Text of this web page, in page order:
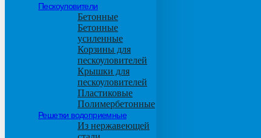
Пескоуловители
Бетонные
Бетонные
усиленные
Корзины для
пескоуловителей
Крышки для
пескоуловителей
Пластиковые
Полимербетонные
Решетки водоприемные
Из нержавеющей